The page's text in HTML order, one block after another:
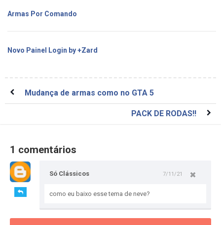
Armas Por Comando
Novo Painel Login by +Zard
Mudança de armas como no GTA 5
PACK DE RODAS!!
1 comentários
Só Clássicos 7/11/21
como eu baixo esse tema de neve?